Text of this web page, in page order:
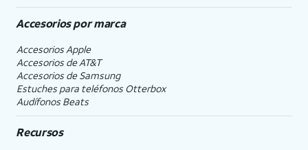
Accesorios por marca
Accesorios Apple
Accesorios deAT&T
Accesorios de Samsung
Estuches para teléfonos Otterbox
Audífonos Beats
Recursos